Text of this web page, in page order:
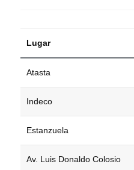
Lugar
Atasta
Indeco
Estanzuela
Av. Luis Donaldo Colosio